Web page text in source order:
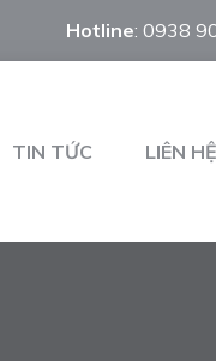
Hotline: 0938
TIN TỨC LIÊN HỆ